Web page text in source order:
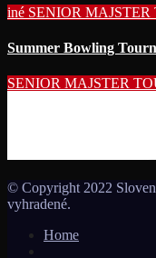
iné SENIOR MAJSTER
Summer Bowling
SENIOR MAJSTER
MS seniorov 2027 v
© Copyright 2022
vyhradené.
Home